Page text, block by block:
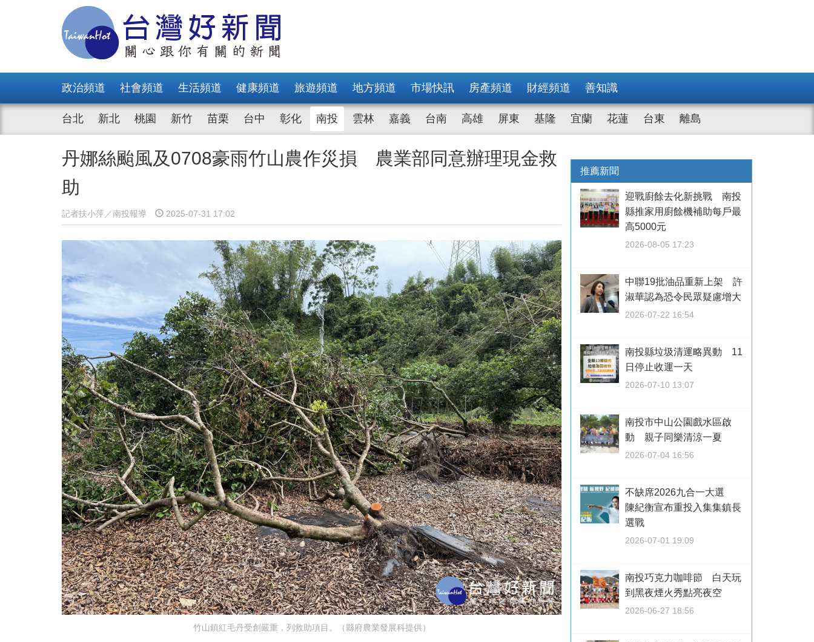
政治頻道 社會頻道 生活頻道 健康頻道 旅遊頻道 地方頻道 市場快訊 房產頻道 財經頻道 善知識
台北 新北 桃園 新竹 苗栗 台中 彰化 南投 雲林 嘉義 台南 高雄 屏東 基隆 宜蘭 花蓮 台東 離島
丹娜絲颱風及0708豪雨竹山農作災損 農業部同意辦理現金救
助
記者扶小萍／南投報導 2025-07-31 17:02
竹山鎮紅毛丹受創嚴重，列救助項目。（縣府農業發展科提供）
推薦新聞
迎戰廚餘去化新挑戰 南投
縣推家用廚餘機補助每戶最
高5000元
2026-08-05 17:23
中聯19批油品重新上架 許
淑華認為恐令民眾疑慮增大
2026-07-22 16:54
南投縣垃圾清運略異動 11
日停止收運一天
2026-07-10 13:07
南投市中山公園戲水區啟
動 親子同樂清涼一夏
2026-07-04 16:56
不缺席2026九合一大選
陳紀衡宣布重投入集集鎮長
選戰
2026-07-01 19:09
南投巧克力咖啡節 白天玩
到黑夜煙火秀點亮夜空
2026-06-27 18:56